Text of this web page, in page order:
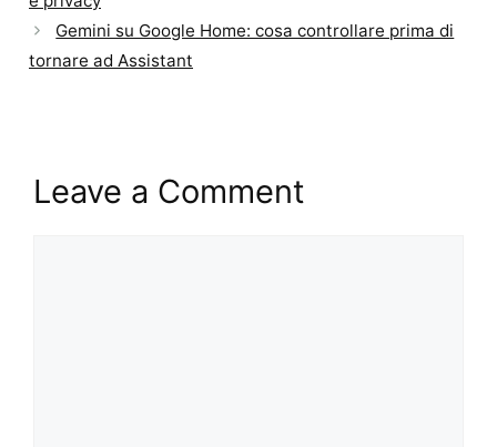
Gemini su Google Home: cosa controllare prima di
tornare ad Assistant
Leave a Comment